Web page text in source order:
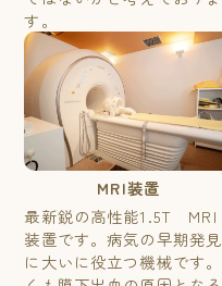
す。
MRI装置
最新鋭の高性能1.5T MRI
装置です。病気の早期発見
に大いに役立つ機械です。